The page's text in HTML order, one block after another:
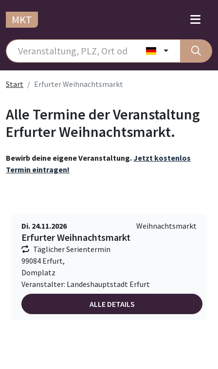
MKT
Start Erfurter Weihnachtsmarkt
Alle Termine der Veranstaltung
Erfurter Weihnachtsmarkt.
Bewirb deine eigene Veranstaltung.Jetzt kostenlos
Termin eintragen!
Di. 24.11.2026 Weihnachtsmarkt
Erfurter Weihnachtsmarkt
Täglicher Serientermin
99084 Erfurt,
Domplatz
Veranstalter: Landeshauptstadt Erfurt
ALLE DETAILS